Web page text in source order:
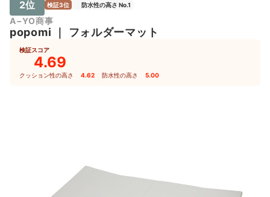
2位 検証3位 防水性の高さ No.1
A−YO商事
popomi フォルダーマット
検証スコア
4.69
クッション性の高さ 4.62 防水性の高さ 5.00